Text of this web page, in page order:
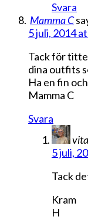
Svara
Mamma C
5 juli, 2014
Tack för
dina outfits
Ha en fin
Mamma C
Svara
5 juli,
Tack
Kram
H